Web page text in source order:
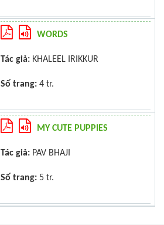
WORDS
Tác giả: KHALEEL IRIKKUR
Số trang: 4 tr.
MY CUTE PUPPIES
Tác giả: PAV BHAJI
Số trang: 5 tr.